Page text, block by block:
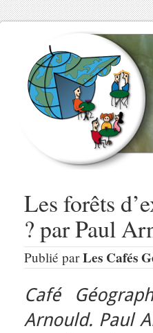
Les forêts
? par Paul
Publié parLes Cafés
Café
Arnould. Paul